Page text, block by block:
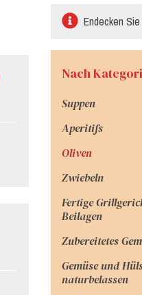
Endecken
Nach
Suppen
Aperitifs
Oliven
Zwiebeln
Fertige
Beilagen
Zubereitetes
Gemüse und
naturbelassen